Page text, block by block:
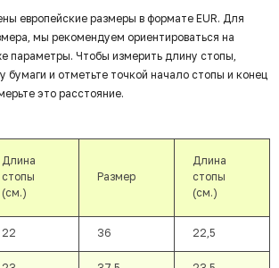
европейские размеры в формате EUR. Для
мы рекомендуем ориентироваться на
параметры. Чтобы измерить длину стопы,
бумаги и отметьте точкой начало стопы и конец
это расстояние.
Длина
стопы
(см.)
Размер
Длина
стопы
(см.)
22 36 22,5